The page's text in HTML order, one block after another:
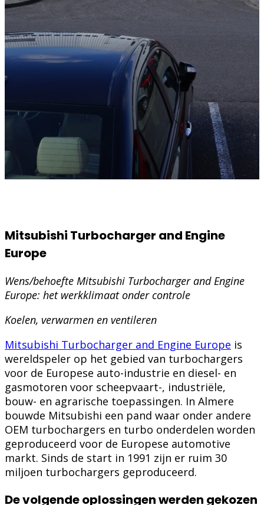
Mitsubishi Turbocharger and Engine
Europe
Wens/behoefte Mitsubishi Turbocharger and Engine
Europe: het werkklimaat onder controle
Koelen, verwarmen en ventileren
Mitsubishi Turbocharger and Engine Europe is
wereldspeler op het gebied van turbochargers
voor de Europese auto-industrie en diesel- en
gasmotoren voor scheepvaart-, industriële,
bouw- en agrarische toepassingen. In Almere
bouwde Mitsubishi een pand waar onder andere
OEM turbochargers en turbo onderdelen worden
geproduceerd voor de Europese automotive
markt. Sinds de start in 1991 zijn er ruim 30
miljoen turbochargers geproduceerd.
De volgende oplossingen werden gekozen